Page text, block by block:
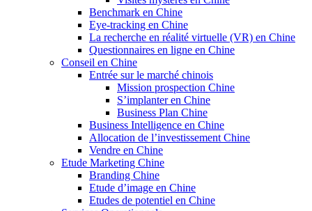
Benchmark en Chine
Eye-tracking en Chine
La recherche en réalité virtuelle (VR) en Chine
Questionnaires en ligne en Chine
Conseil en Chine
Entrée sur le marché chinois
Mission prospection Chine
S’implanter en Chine
Business Plan Chine
Business Intelligence en Chine
Allocation de l’investissement Chine
Vendre en Chine
Etude Marketing Chine
Branding Chine
Etude d’image en Chine
Etudes de potentiel en Chine